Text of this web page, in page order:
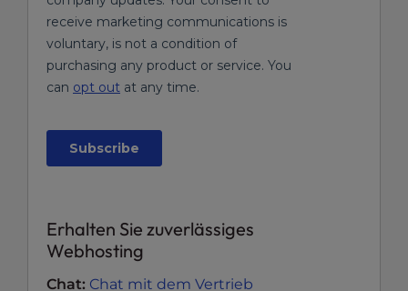
Erhalten Sie zuverlässiges
Webhosting
Chat: Chat mit dem Vertrieb